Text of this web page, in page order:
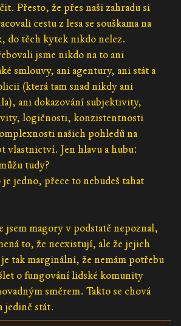
Přesto, že přes naši zahradu si
cestu z lesa se souškama na
do těch kytek nikdo nelez.
jsme nikdo na to ani
smlouvy, ani agentury, ani stát a
(která tam snad nikdy ani
ani dokazování subjektivity,
logičnosti, konzistentnosti
našich pohledů na
vlastnictví. Jen hlavu a hubu:
tudy?
je jedno, přece to nebudeš tahat
jsem magory v podstatě nepoznal,
to, že neexistují, ale že jejich
tak marginální, že nemám potřebu
o fungování lidské komunity
směrem. Takto se chová
jedině stát.